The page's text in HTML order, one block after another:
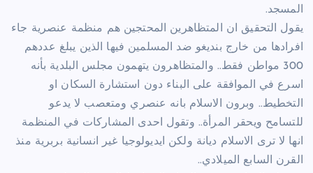
المسجد.
يقول التحقيق ان المتظاهرين المحتجين هم منظمة عنصرية جاء
افرادها من خارج بنديغو ضد المسلمين فيها الذين يبلغ عددهم
300 مواطن فقط.. والمتظاهرون يتهمون مجلس البلدية بأنه
اسرع في الموافقة على البناء دون استشارة السكان او
التخطيط.. وبرون الاسلام بانه عنصري ومتعصب لا يدعو
للتسامح ويحقر المرأة.. وتقول احدى المشاركات في المنظمة
انها لا ترى الاسلام ديانة ولكن ايديولوجيا غير انسانية بربرية منذ
القرن السابع الميلادي..